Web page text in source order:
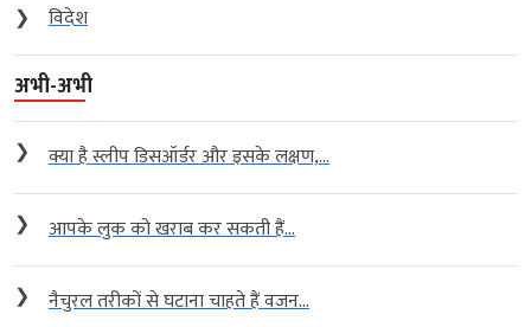
❯
विदेश
अभी-अभी
❯ क्या है स्लीप डिसऑर्डर और इसके लक्षण,...
❯ आपके लुक को खराब कर सकती हैं...
❯ नैचुरल तरीकों से घटाना चाहते हैं वजन...